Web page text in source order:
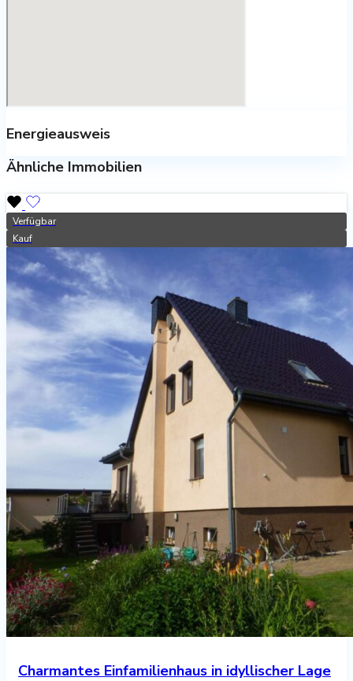
Energieausweis
Ähnliche Immobilien
Verfügbar
Kauf
Charmantes Einfamilienhaus in idyllischer Lage